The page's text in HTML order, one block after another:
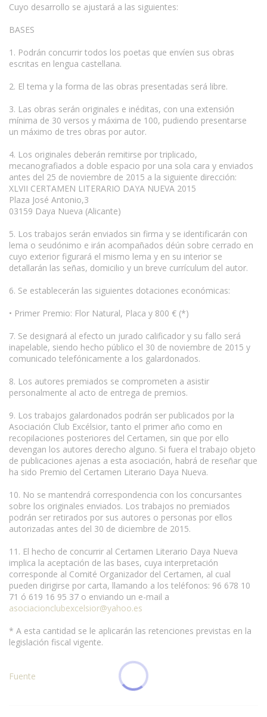
Cuyo desarrollo se ajustará a las siguientes:
BASES
1. Podrán concurrir todos los poetas que envíen sus obras
escritas en lengua castellana.
2. El tema y la forma de las obras presentadas será libre.
3. Las obras serán originales e inéditas, con una extensión
mínima de 30 versos y máxima de 100, pudiendo presentarse
un máximo de tres obras por autor.
4. Los originales deberán remitirse por triplicado,
mecanografiados a doble espacio por una sola cara y enviados
antes del 25 de noviembre de 2015 a la siguiente dirección:
XLVII CERTAMEN LITERARIO DAYA NUEVA 2015
Plaza José Antonio,3
03159 Daya Nueva (Alicante)
5. Los trabajos serán enviados sin firma y se identificarán con
lema o seudónimo e irán acompañados déún sobre cerrado en
cuyo exterior figurará el mismo lema y en su interior se
detallarán las señas, domicilio y un breve currículum del autor.
6. Se establecerán las siguientes dotaciones económicas:
• Primer Premio: Flor Natural, Placa y 800 € (*)
7. Se designará al efecto un jurado calificador y su fallo será
inapelable, siendo hecho público el 30 de noviembre de 2015 y
comunicado telefónicamente a los galardonados.
8. Los autores premiados se comprometen a asistir
personalmente al acto de entrega de premios.
9. Los trabajos galardonados podrán ser publicados por la
Asociación Club Excélsior, tanto el primer año como en
recopilaciones posteriores del Certamen, sin que por ello
devengan los autores derecho alguno. Si fuera el trabajo objeto
de publicaciones ajenas a esta asociación, habrá de reseñar que
ha sido Premio del Certamen Literario Daya Nueva.
10. No se mantendrá correspondencia con los concursantes
sobre los originales enviados. Los trabajos no premiados
podrán ser retirados por sus autores o personas por ellos
autorizadas antes del 30 de diciembre de 2015.
11. El hecho de concurrir al Certamen Literario Daya Nueva
implica la aceptación de las bases, cuya interpretación
corresponde al Comité Organizador del Certamen, al cual
pueden dirigirse por carta, llamando a los teléfonos: 96 678 10
71 ó 619 16 95 37 o enviando un e-mail a
asociacionclubexcelsior@yahoo.es
* A esta cantidad se le aplicarán las retenciones previstas en la
legislación fiscal vigente.
Fuente